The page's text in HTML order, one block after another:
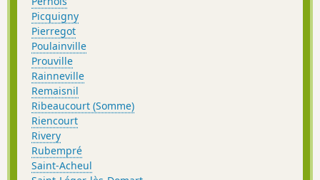
Picquigny
Pierregot
Poulainville
Prouville
Rainneville
Remaisnil
Ribeaucourt (Somme)
Riencourt
Rivery
Rubempré
Saint-Acheul